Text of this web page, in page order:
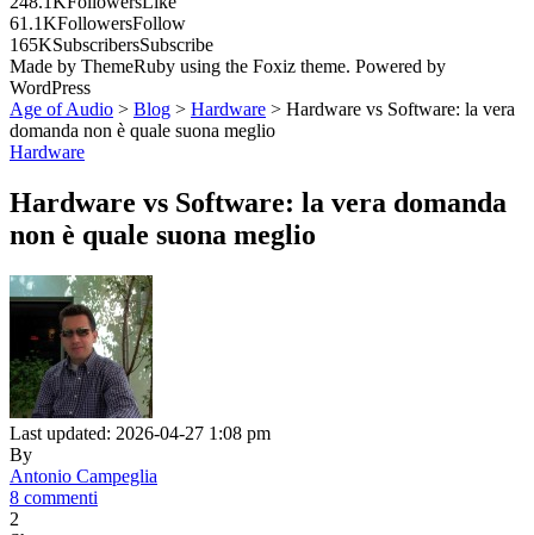
61.1KFollowersFollow
165KSubscribersSubscribe
Made by ThemeRuby using the Foxiz theme. Powered by
WordPress
Age of Audio > Blog > Hardware > Hardware vs Software: la vera
domanda non è quale suona meglio
Hardware
Hardware vs Software: la vera domanda
non è quale suona meglio
Last updated: 2026-04-27 1:08 pm
By
Antonio Campeglia
8 commenti
2